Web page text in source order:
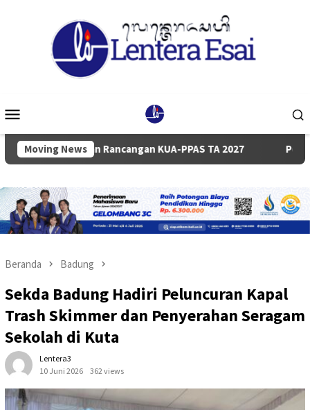
Mobile
Moving News
Rancangan KUA-PPAS TA 2027 Pemkab dan
Beranda Badung
Sekda Badung Hadiri Peluncuran Kapal
Trash Skimmer dan Penyerahan Seragam
Sekolah di Kuta
Lentera3
10 Juni 2026
362 views